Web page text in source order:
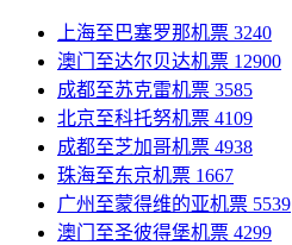
上海至巴塞罗那机票 3240
澳门至达尔贝达机票 12900
成都至苏克雷机票 3585
北京至科托努机票 4109
成都至芝加哥机票 4938
珠海至东京机票 1667
广州至蒙得维的亚机票 5539
澳门至圣彼得堡机票 4299